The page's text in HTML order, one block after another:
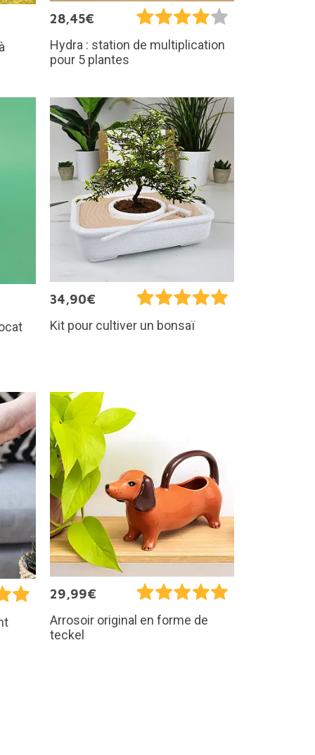
28,45€
Hydra : station de multiplication
pour 5 plantes
34,90€
Kit pour cultiver un bonsaï
29,99€
Arrosoir original en forme de
teckel